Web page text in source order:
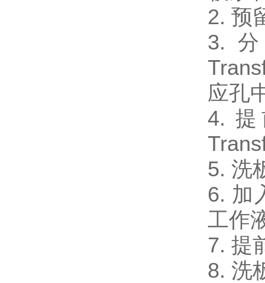
2. 预
3.
应孔
4. 提
5. 洗
6. 加
工作
7. 提
8. 洗